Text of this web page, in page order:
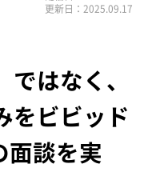
更新日：2025.09.17
ではなく、
をビビッド
面談を実